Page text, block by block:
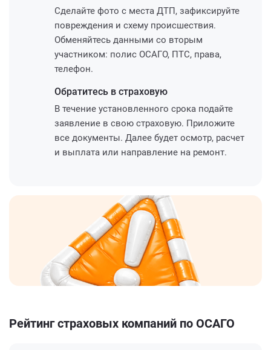
Сделайте фото с места ДТП, зафиксируйте
повреждения и схему происшествия.
Обменяйтесь данными со вторым
участником: полис ОСАГО, ПТС, права,
телефон.
Обратитесь в страховую
В течение установленного срока подайте
заявление в свою страховую. Приложите
все документы. Далее будет осмотр, расчет
и выплата или направление на ремонт.
Рейтинг страховых компаний по ОСАГО